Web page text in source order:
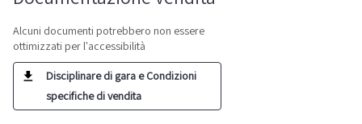
Alcuni documenti potrebbero non essere
ottimizzati per l'accessibilità
Disciplinare di gara e Condizioni
specifiche di vendita